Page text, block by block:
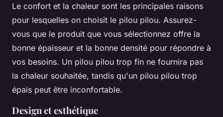
Le confort et la chaleur sont les principales raisons
pour lesquelles on choisit le pilou pilou. Assurez-
vous que le produit que vous sélectionnez offre la
bonne épaisseur et la bonne densité pour répondre à
vos besoins. Un pilou pilou trop fin ne fournira pas
la chaleur souhaitée, tandis qu'un pilou pilou trop
épais peut être inconfortable.
Design et esthétique